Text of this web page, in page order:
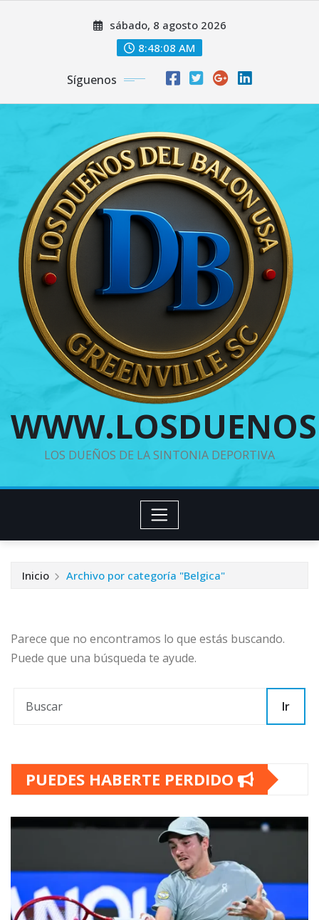
sábado, 8 agosto 2026
8:48:09 AM
Síguenos
LOS DUEÑOS DE LA SINTONIA DEPORTIVA
Inicio Archivo por categoría "Belgica"
Parece que no encontramos lo que estás buscando.
Puede que una búsqueda te ayude.
Ir
PUEDES HABERTE PERDIDO